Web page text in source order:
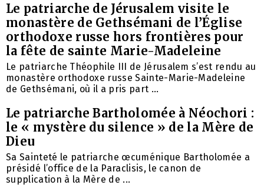
Le patriarche de Jérusalem visite le
monastère de Gethsémani de l’Église
orthodoxe russe hors frontières pour
la fête de sainte Marie-Madeleine
Le patriarche Théophile III de Jérusalem s’est rendu au
monastère orthodoxe russe Sainte-Marie-Madeleine
de Gethsémani, où il a pris part ...
Le patriarche Bartholomée à Néochori :
le « mystère du silence » de la Mère de
Dieu
Sa Sainteté le patriarche œcuménique Bartholomée a
présidé l’office de la Paraclisis, le canon de
supplication à la Mère de ...